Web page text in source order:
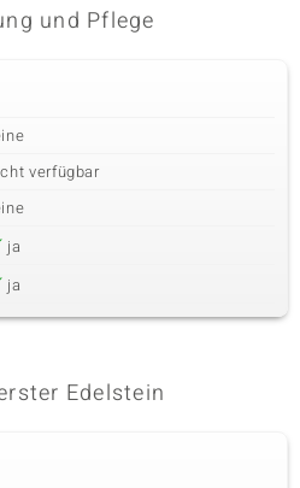
und Pflege
verfügbar
ja
ja
Edelstein